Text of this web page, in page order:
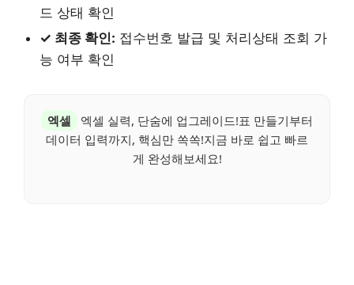
드 상태 확인
✓ 최종 확인: 접수번호 발급 및 처리상태 조회 가
능 여부 확인
엑셀
엑셀 실력, 단숨에 업그레이드!표 만들기부터
데이터 입력까지, 핵심만 쏙쏙!지금 바로 쉽고 빠르
게 완성해보세요!